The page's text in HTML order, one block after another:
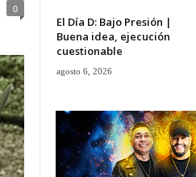
0
El Día D: Bajo Presión |
Buena idea, ejecución
cuestionable
agosto 6, 2026